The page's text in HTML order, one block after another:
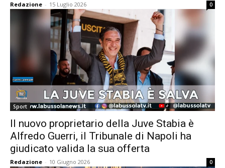
Redazione - 15 Luglio 2026 0
Sport
Il nuovo proprietario della Juve Stabia è
Alfredo Guerri, il Tribunale di Napoli ha
giudicato valida la sua offerta
Redazione - 10 Giugno 2026 0